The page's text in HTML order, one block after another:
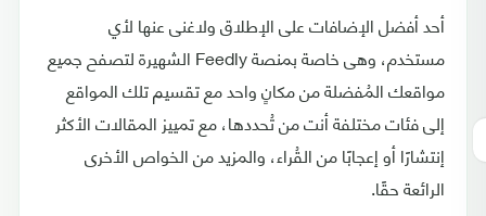
أحد أفضل الإضافات على الإطلاق ولاغنى عنها لأي
مستخدم، وهى خاصة بمنصة Feedly الشهيرة لتصفح جميع
مواقعك المُفضلة من مكانٍ واحد مع تقسيم تلك المواقع
إلى فئات مختلفة أنت من تُحددها، مع تمييز المقالات الأكثر
إنتشارًا أو إعجابًا من القُراء، والمزيد من الخواص الأخرى
الرائعة حقًا.